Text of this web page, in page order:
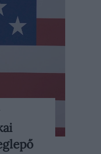
eget,
az